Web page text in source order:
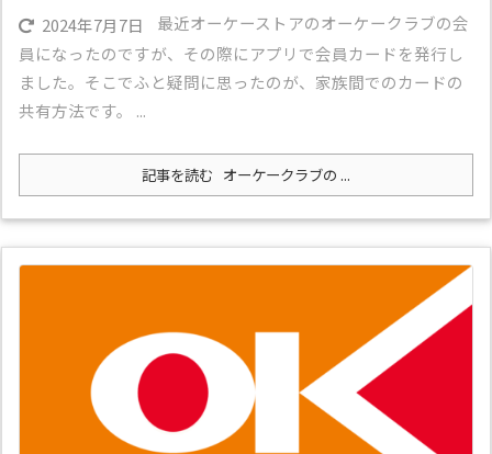
2024年7月7日
最近オーケーストアのオーケークラブの会
員になったのですが、その際にアプリで会員カードを発行し
ました。そこでふと疑問に思ったのが、家族間でのカードの
共有方法です。 ...
記事を読む オーケークラブの ...